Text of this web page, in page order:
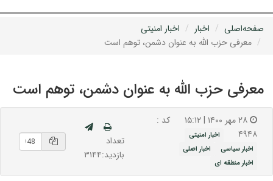
صفحه‌اصلی اخبار
اخبار امنیتی
معرفی حزب الله به عنوان دشمن، توهم است
معرفی حزب الله به عنوان دشمن، توهم است
کد :
۴۹۴۸
اخبار امنیتی
اخبار سیاسی
اخبار اصلی
اخبار منطقه ای
تعداد
بازدید:۳۱۴۴